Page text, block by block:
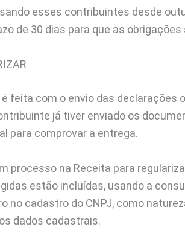
esses contribuintes desde
de 30 dias para que as
feita com o envio das
já tiver enviado os
para comprovar a entrega.
processo na Receita para
estão incluídas, usando a
no cadastro do CNPJ, como
dados cadastrais.